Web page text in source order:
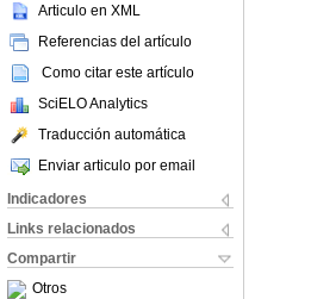
Articulo en XML
Referencias del artículo
Como citar este artículo
SciELO Analytics
Traducción automática
Enviar articulo por email
Indicadores
Links relacionados
Compartir
Otros